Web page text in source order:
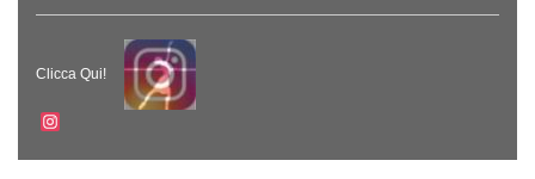
Clicca Qui!